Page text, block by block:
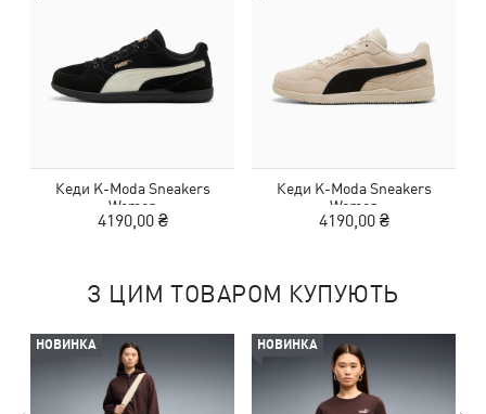
Кеди K-Moda Sneakers
Women
4190,00 ₴
Кеди K-Moda Sneakers
Women
4190,00 ₴
З ЦИМ ТОВАРОМ КУПУЮТЬ
НОВИНКА НОВИНКА